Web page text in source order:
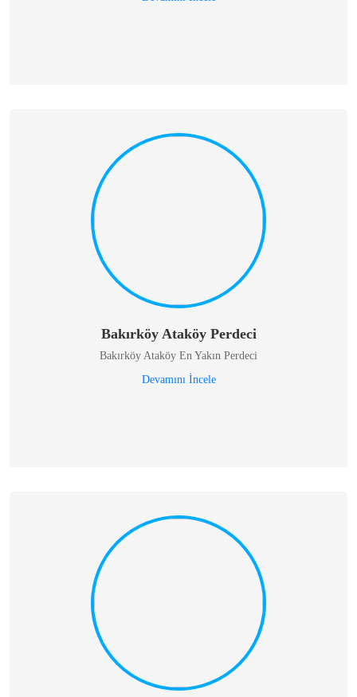
Bakırköy Ataköy Perdeci
Bakırköy Ataköy En Yakın Perdeci
Devamını İncele